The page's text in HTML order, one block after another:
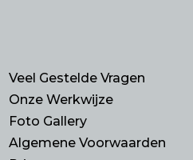
Veel Gestelde Vragen
Onze Werkwijze
Foto Gallery
Algemene Voorwaarden